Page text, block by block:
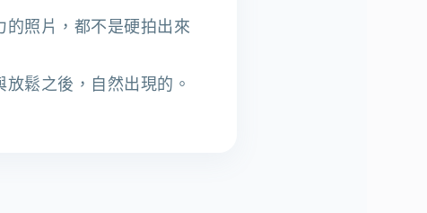
的照片，都不是硬拍出來
鬆之後，自然出現的。